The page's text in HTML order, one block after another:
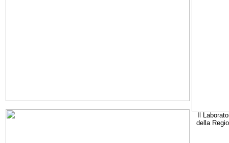
Il
della